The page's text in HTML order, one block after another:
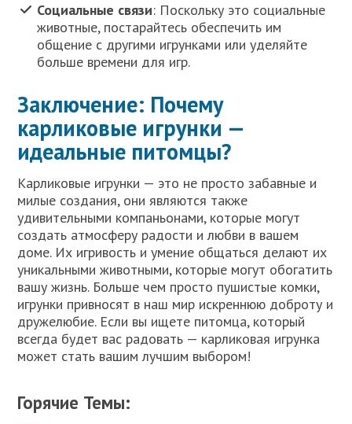
Социальные связи: Поскольку это социальные
животные, постарайтесь обеспечить им
общение с другими игрунками или уделяйте
больше времени для игр.
Заключение: Почему
карликовые игрунки —
идеальные питомцы?
Карликовые игрунки — это не просто забавные и
милые создания, они являются также
удивительными компаньонами, которые могут
создать атмосферу радости и любви в вашем
доме. Их игривость и умение общаться делают их
уникальными животными, которые могут обогатить
вашу жизнь. Больше чем просто пушистые комки,
игрунки привносят в наш мир искреннюю доброту и
дружелюбие. Если вы ищете питомца, который
всегда будет вас радовать — карликовая игрунка
может стать вашим лучшим выбором!
Горячие Темы: